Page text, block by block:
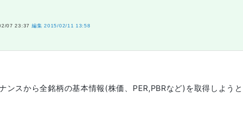
07 23:37 編集 2015/02/11 13:58
ンスから全銘柄の基本情報(株価、PER,PBRなど)を取得しようと